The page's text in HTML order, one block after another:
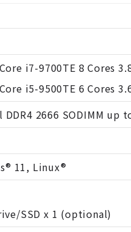
i7-9700TE 8 Cores
i5-9500TE 6 Cores
2666 SODIMM up
11, Linux®
SSD x 1 (optional)